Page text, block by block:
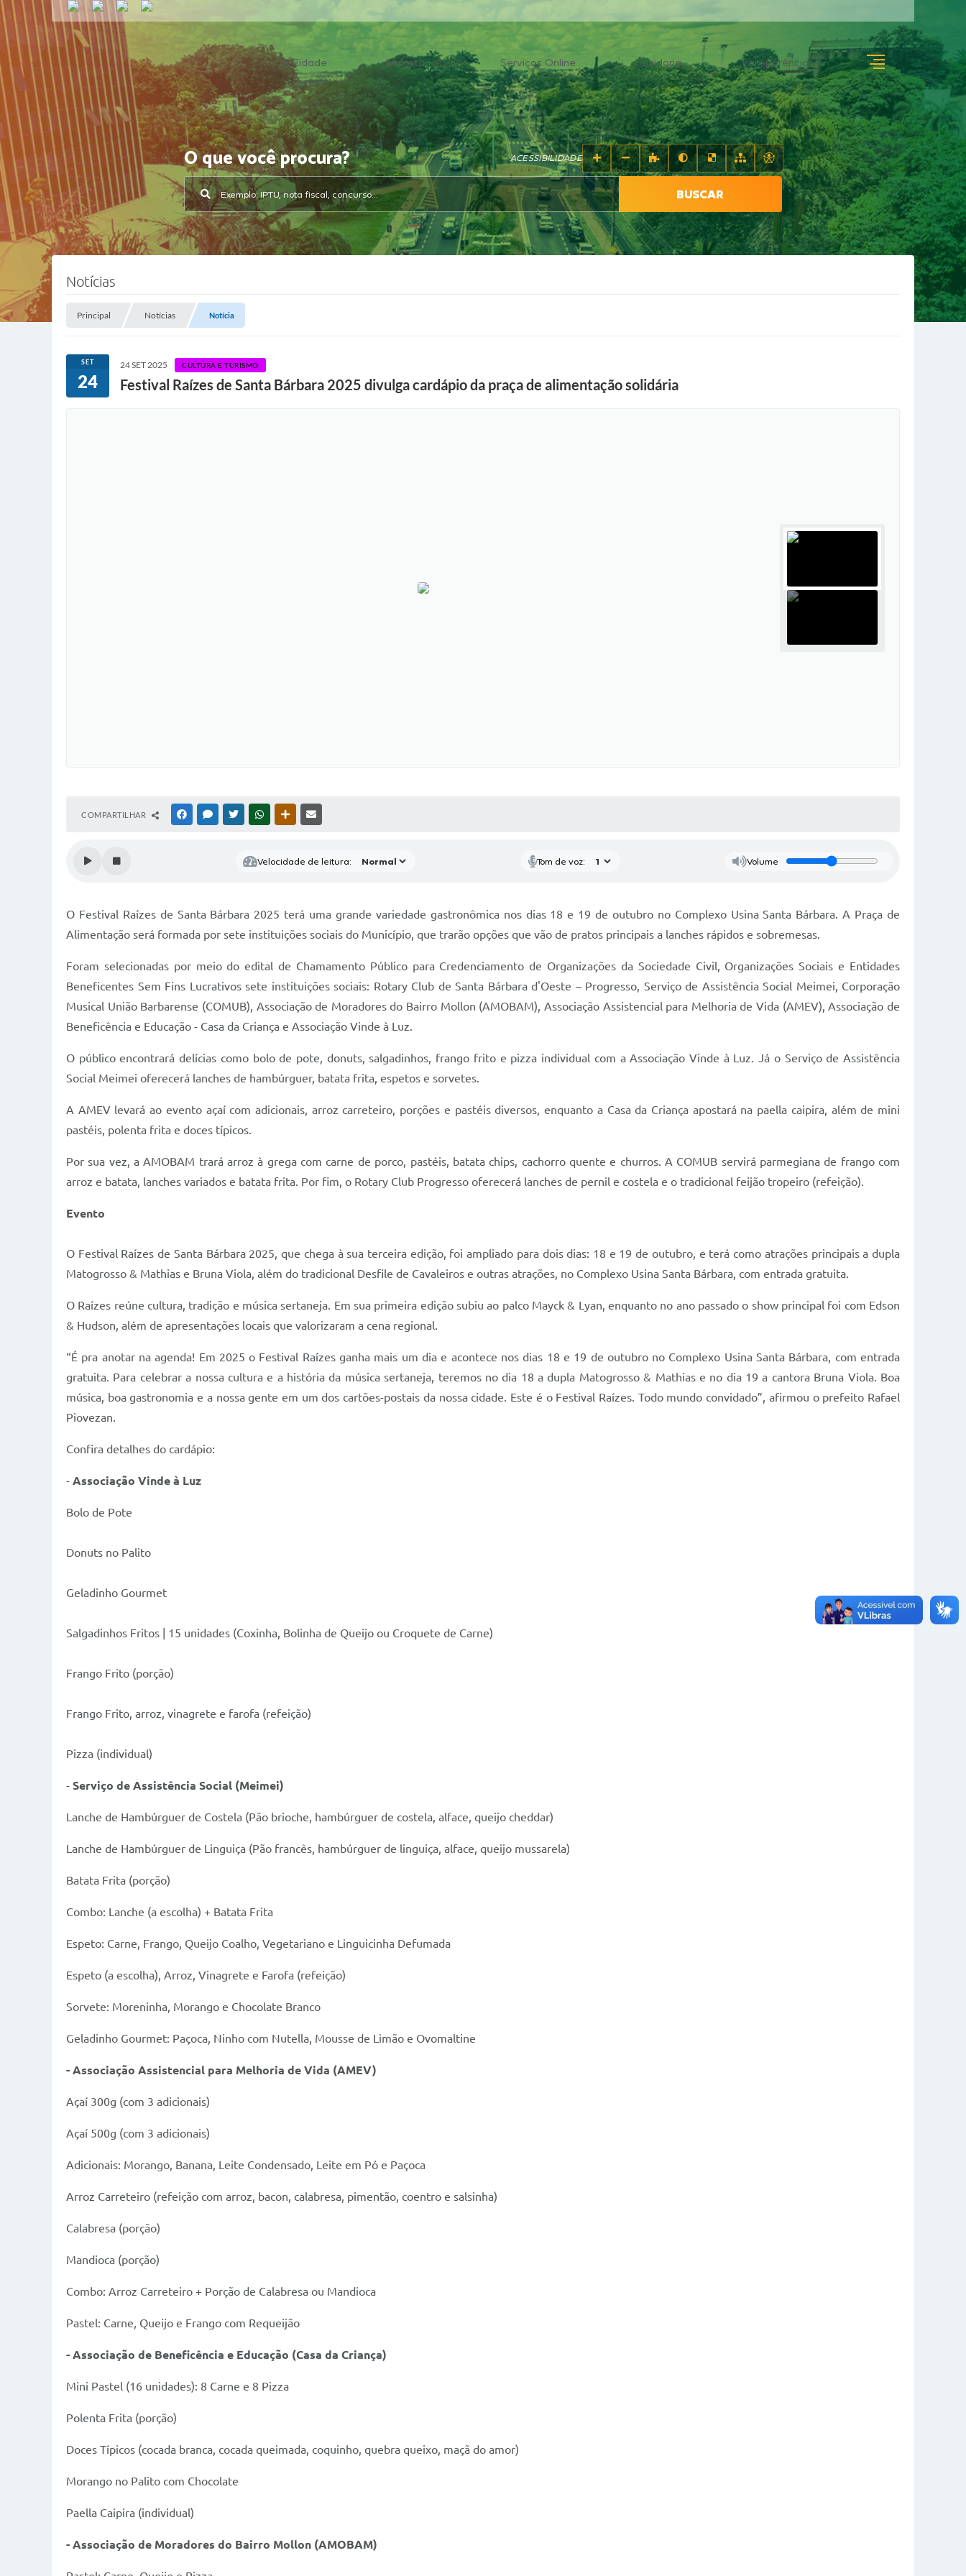
A Cidade Secretarias Serviços Online Ouvidoria Transparência
O que você procura?
BUSCAR
ACESSIBILIDADE
Notícias
Principal Notícias Notícia
SET
24
24 SET 2025 CULTURA E TURISMO
Festival Raízes de Santa Bárbara 2025 divulga cardápio da praça de alimentação solidária
COMPARTILHAR FACEBOOKMESSENGER
TWITTERWHATSAPPOUTRAS MÍDIAS
Velocidade de leitura: Tom de voz: Volume
O Festival Raízes de Santa Bárbara 2025 terá uma grande variedade gastronômica nos dias 18 e 19 de outubro no Complexo Usina Santa Bárbara. A Praça de
Alimentação será formada por sete instituições sociais do Município, que trarão opções que vão de pratos principais a lanches rápidos e sobremesas.
Foram selecionadas por meio do edital de Chamamento Público para Credenciamento de Organizações da Sociedade Civil, Organizações Sociais e Entidades
Beneficentes Sem Fins Lucrativos sete instituições sociais: Rotary Club de Santa Bárbara d'Oeste – Progresso, Serviço de Assistência Social Meimei, Corporação
Musical União Barbarense (COMUB), Associação de Moradores do Bairro Mollon (AMOBAM), Associação Assistencial para Melhoria de Vida (AMEV), Associação de
Beneficência e Educação - Casa da Criança e Associação Vinde à Luz.
O público encontrará delícias como bolo de pote, donuts, salgadinhos, frango frito e pizza individual com a Associação Vinde à Luz. Já o Serviço de Assistência
Social Meimei oferecerá lanches de hambúrguer, batata frita, espetos e sorvetes.
A AMEV levará ao evento açaí com adicionais, arroz carreteiro, porções e pastéis diversos, enquanto a Casa da Criança apostará na paella caipira, além de mini
pastéis, polenta frita e doces típicos.
Por sua vez, a AMOBAM trará arroz à grega com carne de porco, pastéis, batata chips, cachorro quente e churros. A COMUB servirá parmegiana de frango com
arroz e batata, lanches variados e batata frita. Por fim, o Rotary Club Progresso oferecerá lanches de pernil e costela e o tradicional feijão tropeiro (refeição).
Evento
O Festival Raízes de Santa Bárbara 2025, que chega à sua terceira edição, foi ampliado para dois dias: 18 e 19 de outubro, e terá como atrações principais a dupla
Matogrosso & Mathias e Bruna Viola, além do tradicional Desfile de Cavaleiros e outras atrações, no Complexo Usina Santa Bárbara, com entrada gratuita.
O Raízes reúne cultura, tradição e música sertaneja. Em sua primeira edição subiu ao palco Mayck & Lyan, enquanto no ano passado o show principal foi com Edson
& Hudson, além de apresentações locais que valorizaram a cena regional.
“É pra anotar na agenda! Em 2025 o Festival Raízes ganha mais um dia e acontece nos dias 18 e 19 de outubro no Complexo Usina Santa Bárbara, com entrada
gratuita. Para celebrar a nossa cultura e a história da música sertaneja, teremos no dia 18 a dupla Matogrosso & Mathias e no dia 19 a cantora Bruna Viola. Boa
música, boa gastronomia e a nossa gente em um dos cartões-postais da nossa cidade. Este é o Festival Raízes. Todo mundo convidado”, afirmou o prefeito Rafael
Piovezan.
Confira detalhes do cardápio:
- Associação Vinde à Luz
Bolo de Pote
Donuts no Palito
Geladinho Gourmet
Salgadinhos Fritos | 15 unidades (Coxinha, Bolinha de Queijo ou Croquete de Carne)
Frango Frito (porção)
Frango Frito, arroz, vinagrete e farofa (refeição)
Pizza (individual)
- Serviço de Assistência Social (Meimei)
Lanche de Hambúrguer de Costela (Pão brioche, hambúrguer de costela, alface, queijo cheddar)
Lanche de Hambúrguer de Linguiça (Pão francês, hambúrguer de linguiça, alface, queijo mussarela)
Batata Frita (porção)
Combo: Lanche (a escolha) + Batata Frita
Espeto: Carne, Frango, Queijo Coalho, Vegetariano e Linguicinha Defumada
Espeto (a escolha), Arroz, Vinagrete e Farofa (refeição)
Sorvete: Moreninha, Morango e Chocolate Branco
Geladinho Gourmet: Paçoca, Ninho com Nutella, Mousse de Limão e Ovomaltine
- Associação Assistencial para Melhoria de Vida (AMEV)
Açaí 300g (com 3 adicionais)
Açaí 500g (com 3 adicionais)
Adicionais: Morango, Banana, Leite Condensado, Leite em Pó e Paçoca
Arroz Carreteiro (refeição com arroz, bacon, calabresa, pimentão, coentro e salsinha)
Calabresa (porção)
Mandioca (porção)
Combo: Arroz Carreteiro + Porção de Calabresa ou Mandioca
Pastel: Carne, Queijo e Frango com Requeijão
- Associação de Beneficência e Educação (Casa da Criança)
Mini Pastel (16 unidades): 8 Carne e 8 Pizza
Polenta Frita (porção)
Doces Típicos (cocada branca, cocada queimada, coquinho, quebra queixo, maçã do amor)
Morango no Palito com Chocolate
Paella Caipira (individual)
- Associação de Moradores do Bairro Mollon (AMOBAM)